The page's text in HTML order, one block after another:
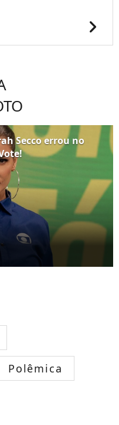
chevron_right
Secco errou no
Polêmica